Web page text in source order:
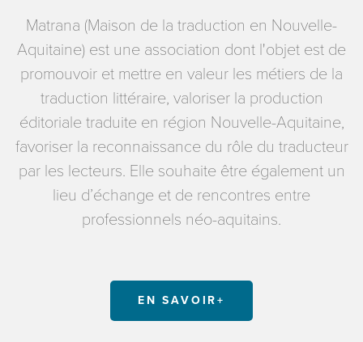
Matrana (Maison de la traduction en Nouvelle-
Aquitaine) est une association dont l'objet est de
promouvoir et mettre en valeur les métiers de la
traduction littéraire, valoriser la production
éditoriale traduite en région Nouvelle-Aquitaine,
favoriser la reconnaissance du rôle du traducteur
par les lecteurs. Elle souhaite être également un
lieu d’échange et de rencontres entre
professionnels néo-aquitains.
EN SAVOIR+